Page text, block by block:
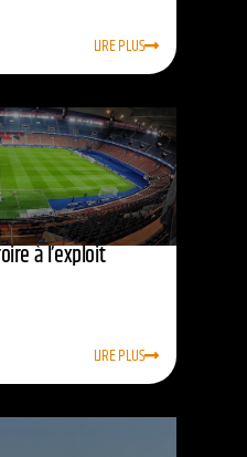
LIRE PLUS
à l’exploit
LIRE PLUS